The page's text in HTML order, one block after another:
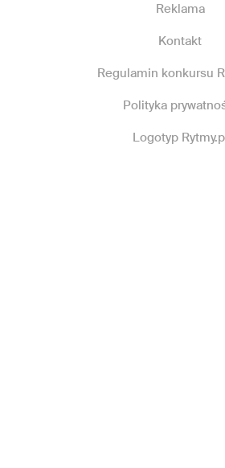
Reklama
Kontakt
Regulamin konkursu
Polityka
Logotyp